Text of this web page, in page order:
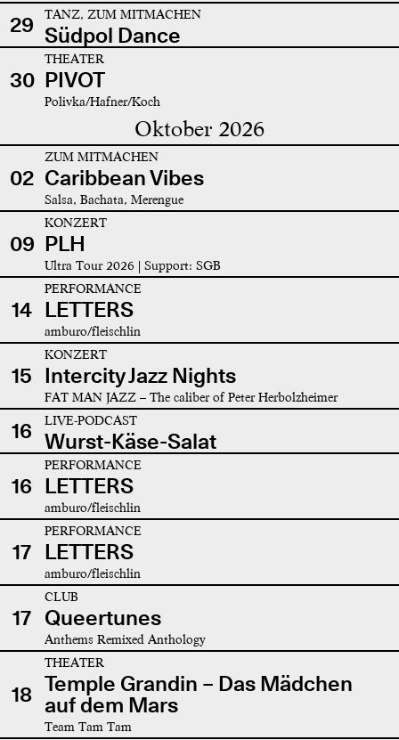
29 TANZ, ZUM MITMACHEN
Südpol Dance
30
THEATER
PIVOT
Polivka/Hafner/Koch
Oktober 2026
02
ZUM MITMACHEN
Caribbean Vibes
Salsa, Bachata, Merengue
09
KONZERT
PLH
Ultra Tour 2026 | Support: SGB
14
PERFORMANCE
LETTERS
amburo/fleischlin
15
KONZERT
Intercity Jazz Nights
FAT MAN JAZZ – The caliber of Peter Herbolzheimer
16 LIVE-PODCAST
Wurst-Käse-Salat
16
PERFORMANCE
LETTERS
amburo/fleischlin
17
PERFORMANCE
LETTERS
amburo/fleischlin
17
CLUB
Queertunes
Anthems Remixed Anthology
18
THEATER
Temple Grandin – Das Mädchen
auf dem Mars
Team Tam Tam